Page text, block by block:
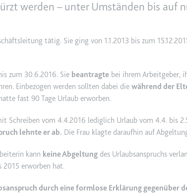
Wird verwendet, um Daten zu Google
senden. Erfasst den Besucher über Geräte
2 Jahre
HTTP-Cookie
Wird verwendet, um die Effizienz der
Conversion-Rate der Anzeigen der Website
3 Monate
behalten.
werden – unter Umständen bis
tätig. Sie ging von 1.1.2013 bis zum
zum 30.6.2016. Sie beantragte bei ihrem Arbeitgeber,
Einbezogen werden sollten dabei die während der
fast 90 Tage Urlaub erworben.
Schreiben vom 4.4.2016 lediglich Urlaub vom 4.4. bis
lehnte er ab. Die Frau klagte daraufhin auf
kann keine Abgeltung des Urlaubsanspruchs
2015 erworben hat.
durch eine formlose Erklärung gegenüber